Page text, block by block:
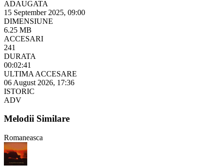
ADAUGATA
15 September 2025, 09:00
DIMENSIUNE
6.25 MB
ACCESARI
241
DURATA
00:02:41
ULTIMA ACCESARE
06 August 2026, 17:36
ISTORIC
ADV
Melodii Similare
Romaneasca